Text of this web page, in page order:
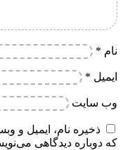
نام *
ایمیل *
وب‌ سایت
ذخیره نام، ایمیل و
که دوباره دیدگاهی